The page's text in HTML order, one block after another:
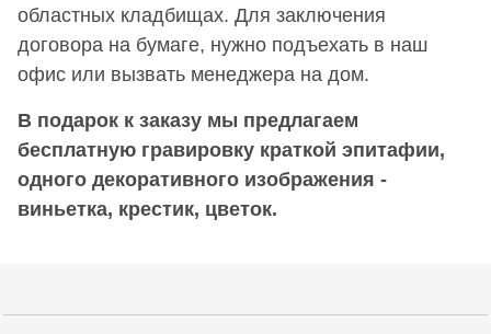
областных кладбищах. Для заключения
договора на бумаге, нужно подъехать в наш
офис или вызвать менеджера на дом.
В подарок к заказу мы предлагаем
бесплатную гравировку краткой эпитафии,
одного декоративного изображения -
виньетка, крестик, цветок.